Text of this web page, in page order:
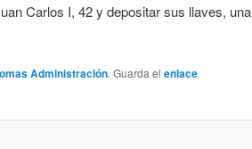
Carlos I, 42 y depositar sus llaves, una
Administración. Guarda el enlace